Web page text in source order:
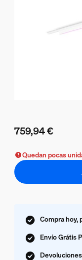
759,94 €
Quedan pocas
Compra hoy,
Envío Grátis